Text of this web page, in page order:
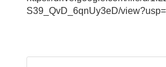
S39_QvD_6qnUy3eD/